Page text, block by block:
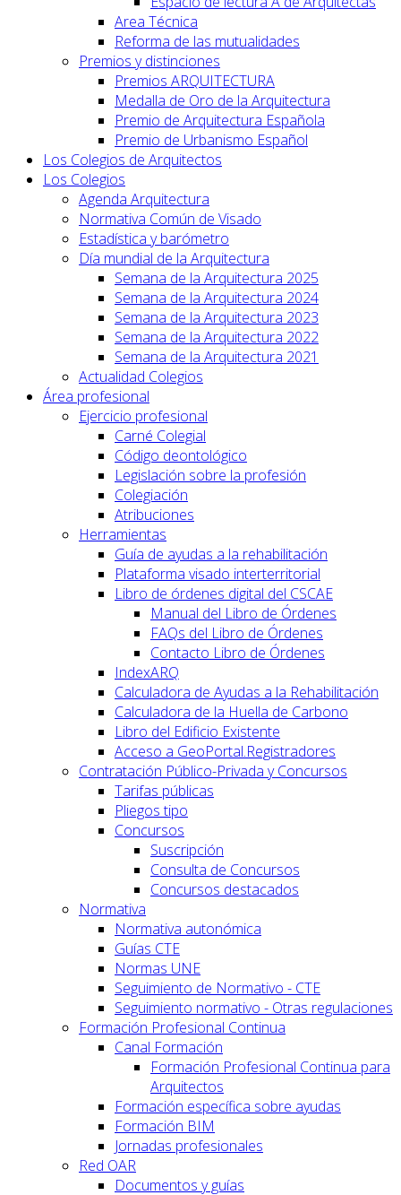
Area Técnica
Reforma de las mutualidades
Premios y distinciones
Premios ARQUITECTURA
Medalla de Oro de la Arquitectura
Premio de Arquitectura Española
Premio de Urbanismo Español
Los Colegios de Arquitectos
Los Colegios
Agenda Arquitectura
Normativa Común de Visado
Estadística y barómetro
Día mundial de la Arquitectura
Semana de la Arquitectura 2025
Semana de la Arquitectura 2024
Semana de la Arquitectura 2023
Semana de la Arquitectura 2022
Semana de la Arquitectura 2021
Actualidad Colegios
Área profesional
Ejercicio profesional
Carné Colegial
Código deontológico
Legislación sobre la profesión
Colegiación
Atribuciones
Herramientas
Guía de ayudas a la rehabilitación
Plataforma visado interterritorial
Libro de órdenes digital del CSCAE
Manual del Libro de Órdenes
FAQs del Libro de Órdenes
Contacto Libro de Órdenes
IndexARQ
Calculadora de Ayudas a la Rehabilitación
Calculadora de la Huella de Carbono
Libro del Edificio Existente
Acceso a GeoPortal.Registradores
Contratación Público-Privada y Concursos
Tarifas públicas
Pliegos tipo
Concursos
Suscripción
Consulta de Concursos
Concursos destacados
Normativa
Normativa autonómica
Guías CTE
Normas UNE
Seguimiento de Normativo - CTE
Seguimiento normativo - Otras regulaciones
Formación Profesional Continua
Canal Formación
Formación Profesional Continua para
Arquitectos
Formación específica sobre ayudas
Formación BIM
Jornadas profesionales
Red OAR
Documentos y guías